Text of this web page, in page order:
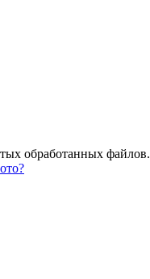
обработанных файлов.